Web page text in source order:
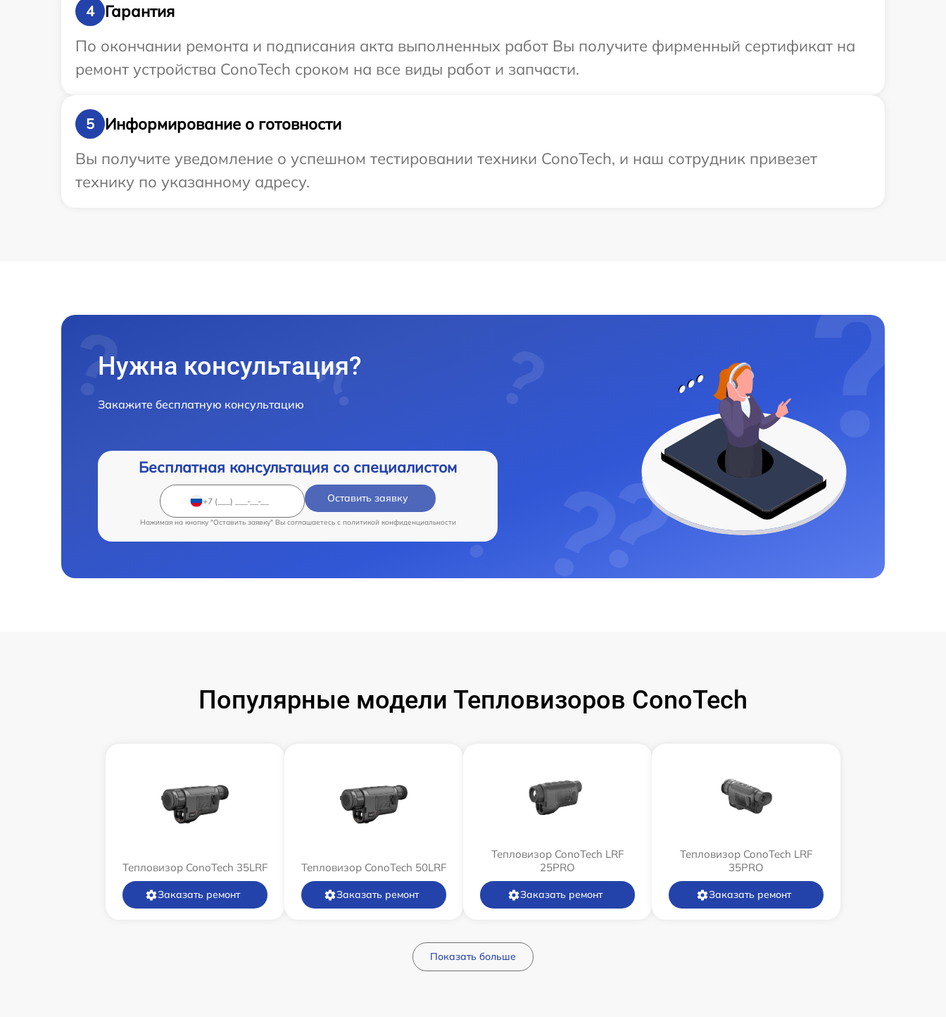
4
Гарантия
По окончании ремонта и подписания акта выполненных работ Вы получите фирменный сертификат на
ремонт устройства ConoTech сроком на все виды работ и запчасти.
5
Информирование о готовности
Вы получите уведомление о успешном тестировании техники ConoTech, и наш сотрудник привезет
технику по указанному адресу.
Нужна консультация?
Закажите бесплатную консультацию
Бесплатная консультация со специалистом
Оставить заявку
Нажимая на кнопку "Оставить заявку" Вы соглашаетесь c политикой конфиденциальности
Популярные модели Тепловизоров ConoTech
Тепловизор ConoTech 35LRF
Заказать ремонт
Тепловизор ConoTech 50LRF
Заказать ремонт
Тепловизор ConoTech LRF
25PRO
Заказать ремонт
Тепловизор ConoTech LRF
35PRO
Заказать ремонт
Показать больше